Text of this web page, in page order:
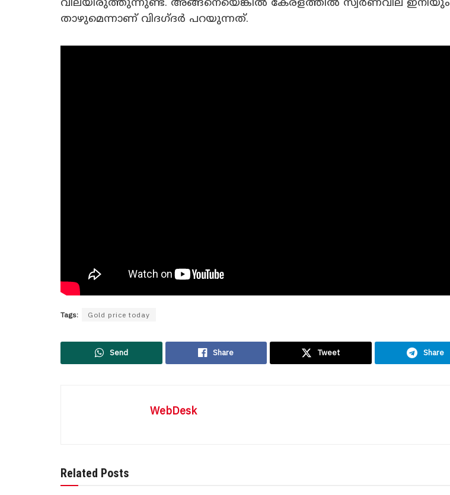
വിലയിരുത്തുന്നുണ്ട്. അങ്ങനെയെങ്കിൽ കേരളത്തിൽ സ്വർണവില ഇനിയും
താഴുമെന്നാണ് വിദ​ഗ്ദർ പറയുന്നത്.
Tags: Gold price today
Send Share Tweet Share
WebDesk
Related Posts